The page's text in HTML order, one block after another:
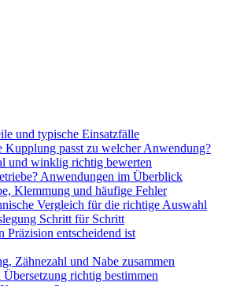
und typische Einsatzfälle
passt zu welcher Anwendung?
und winklig richtig bewerten
Anwendungen im Überblick
Klemmung und häufige Fehler
Vergleich für die richtige Auswahl
Schritt für Schritt
Präzision entscheidend ist
Zähnezahl und Nabe zusammen
richtig bestimmen